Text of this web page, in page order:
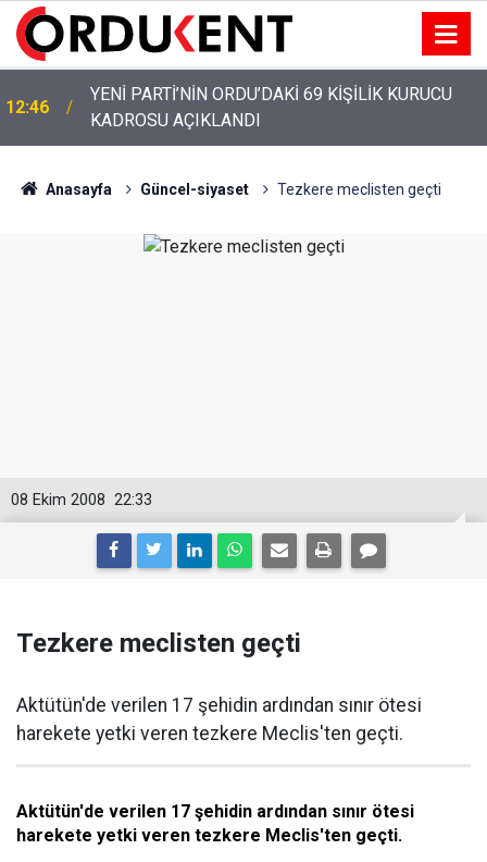
12:46
YENİ PARTİ’NİN ORDU’DAKİ 69 KİŞİLİK KURUCU
KADROSU AÇIKLANDI
Anasayfa Güncel-siyaset Tezkere meclisten geçti
22:33
08 Ekim 2008
Tezkere meclisten geçti
Aktütün'de verilen 17 şehidin ardından sınır ötesi
harekete yetki veren tezkere Meclis'ten geçti.
Aktütün'de verilen 17 şehidin ardından sınır ötesi
harekete yetki veren tezkere Meclis'ten geçti.